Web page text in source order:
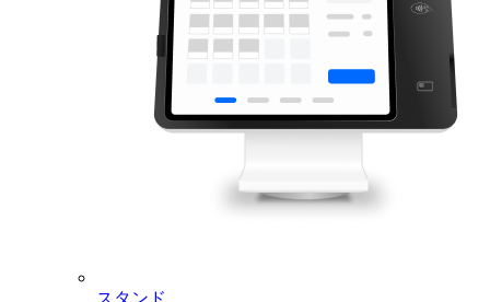
スタンド
カスタマイズは、Square データまたはSquare POSレジのカス
タマイズオプションから設定できます。なお、サードパーテ
ィの販売チャネルではマイナス価格のカスタマイズに対応し
ていない場合があります。デリバリーアプリなどの外部ツー
ルをご利用の場合は、該当チャネルでこの機能を使用する前
に互換性をご確認ください。
Square POSレジでの新規オンライン注
文に対する常時アラート
ィのマーケットプレイス注文が届いた際に、ループするチャ